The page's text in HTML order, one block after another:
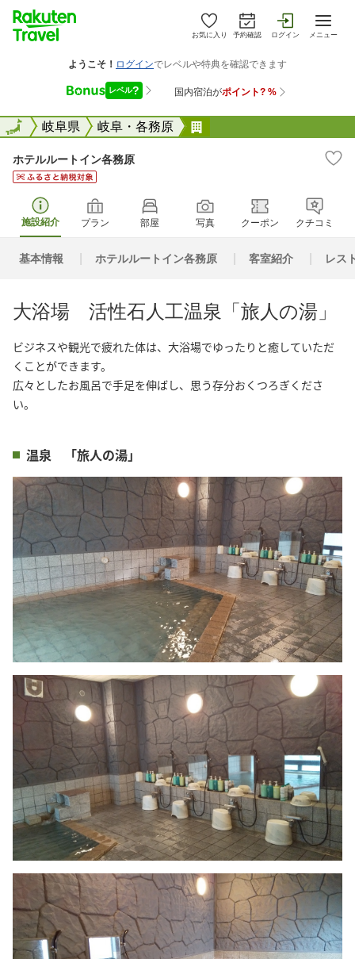
お気に入り 予約確認 ログイン メニュー
全国岐阜県 岐阜・各務原
全国
ホテルルートイン各務原
施設紹介 プラン 部屋 写真 クーポン クチコミ
基本情報 ホテルルートイン各務原 客室紹介 レス
大浴場 活性石人工温泉「旅人の湯」
ビジネスや観光で疲れた体は、大浴場でゆったりと癒していただ
くことができます。
広々としたお風呂で手足を伸ばし、思う存分おくつろぎくださ
温泉 「旅人の湯」